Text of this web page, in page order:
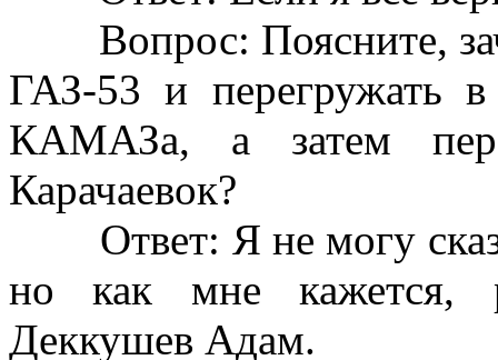
Вопрос: Поясните,
ГАЗ-53 и перегружать в
КАМАЗа, а затем
Карачаевок?
Ответ: Я не могу
но как мне кажется,
Деккушев Адам.